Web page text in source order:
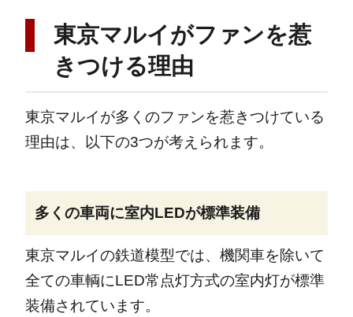
東京マルイがファンを惹
きつける理由
東京マルイが多くのファンを惹きつけている
理由は、以下の3つが考えられます。
多くの車両に室内LEDが標準装備
東京マルイの鉄道模型では、機関車を除いて
全ての車輌にLED常点灯方式の室内灯が標準
装備されています。